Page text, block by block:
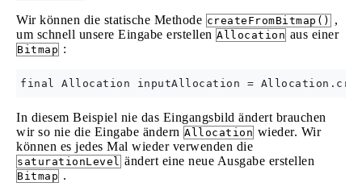
Wir können die statische Methode createFromBitmap()
,
um schnell unsere Eingabe erstellen Allocation aus einer
Bitmap :
In diesem Beispiel nie das Eingangsbild ändert brauchen
wir so nie die Eingabe ändern Allocation wieder. Wir
können es jedes Mal wieder verwenden die
saturationLevel ändert eine neue Ausgabe erstellen
Bitmap .